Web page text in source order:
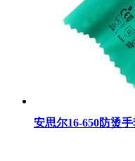
安思尔16-650防烫